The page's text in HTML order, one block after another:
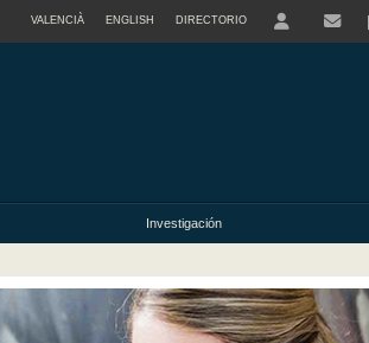
VALENCIÀ ENGLISH DIRECTORIO
Investigación